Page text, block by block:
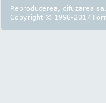
Reproducerea, difuzarea
Copyright © 1998-2017